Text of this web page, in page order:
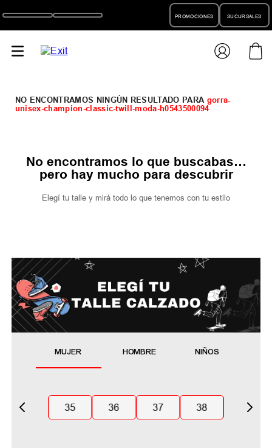
PROMOCIONES SUCURSALES
gorra-
unisex-champion-classic-twill-moda-h0543500094
No encontramos lo que buscabas…
pero hay mucho para descubrir
Elegí tu talle y mirá todo lo que tenemos con tu estilo
MUJER HOMBRE NIÑOS
35 36 37 38